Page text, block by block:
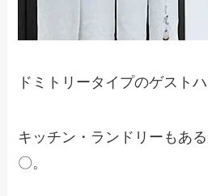
ドミトリータイプのゲストハ
キッチン・ランドリーもあ
〇。